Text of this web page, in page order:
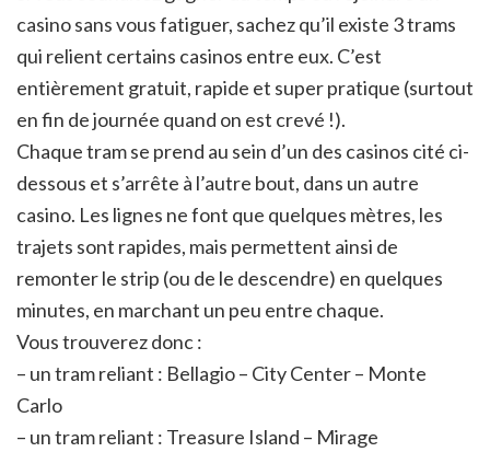
casino sans vous fatiguer, sachez qu’il existe 3 trams
qui relient certains casinos entre eux. C’est
entièrement gratuit, rapide et super pratique (surtout
en fin de journée quand on est crevé !).
Chaque tram se prend au sein d’un des casinos cité ci-
dessous et s’arrête à l’autre bout, dans un autre
casino. Les lignes ne font que quelques mètres, les
trajets sont rapides, mais permettent ainsi de
remonter le strip (ou de le descendre) en quelques
minutes, en marchant un peu entre chaque.
Vous trouverez donc :
– un tram reliant : Bellagio – City Center – Monte
Carlo
– un tram reliant : Treasure Island – Mirage